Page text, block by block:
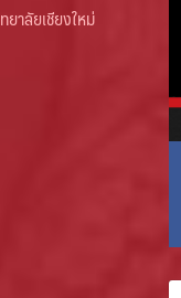
าลัยเชียงใหม่